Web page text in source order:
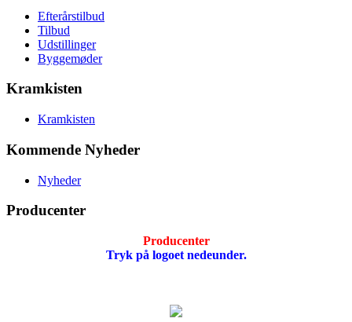
Efterårstilbud
Tilbud
Udstillinger
Byggemøder
Kramkisten
Kramkisten
Kommende Nyheder
Nyheder
Producenter
Producenter
Tryk på logoet nedeunder.